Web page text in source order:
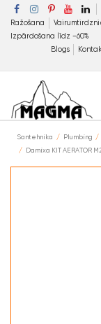
Ražošana
Izpārdošana līdz −60%
Blogs
Santehnika Plumbing
Damixa KIT AERATOR